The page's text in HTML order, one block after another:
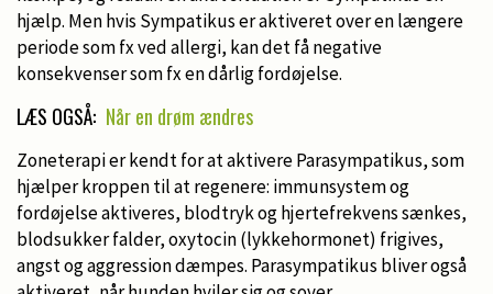
hjælp. Men hvis Sympatikus er aktiveret over en længere
periode som fx ved allergi, kan det få negative
konsekvenser som fx en dårlig fordøjelse.
LÆS OGSÅ: Når en drøm ændres
Zoneterapi er kendt for at aktivere Parasympatikus, som
hjælper kroppen til at regenere: immunsystem og
fordøjelse aktiveres, blodtryk og hjertefrekvens sænkes,
blodsukker falder, oxytocin (lykkehormonet) frigives,
angst og aggression dæmpes. Parasympatikus bliver også